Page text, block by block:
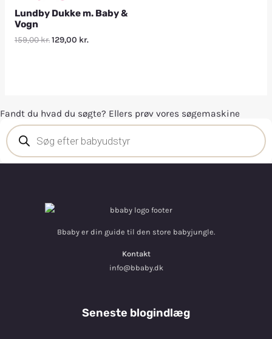
Lundby Dukke m. Baby &
Vogn
159,00kr.129,00 kr.
Fandt du hvad du søgte? Ellers prøv vores søgemaskine
Bbaby er din guide til den store babyjungle.
Kontakt
info@bbaby.dk
Seneste blogindlæg